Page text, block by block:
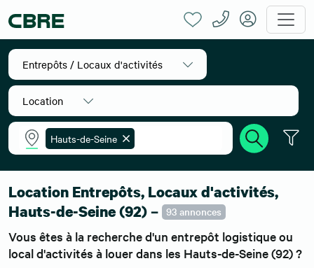
Entrepôts / Locaux d'activités
Location
Hauts-de-Seine
Location Entrepôts, Locaux d'activités,
Hauts-de-Seine (92) – 93 annonces
Vous êtes à la recherche d'un entrepôt logistique ou
local d'activités à louer dans les Hauts-de-Seine (92) ?